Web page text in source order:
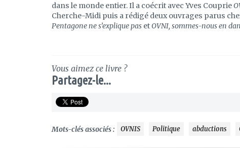
dans le monde entier. Il a coécrit avec Yves Couprie
Cherche-Midi puis a rédigé deux ouvrages parus
Pentagone ne s’explique pas etOVNI, sommes-nous en
Vous aimez ce livre ?
Partagez-le...
Mots-clés associés : OVNIS Politique abductions